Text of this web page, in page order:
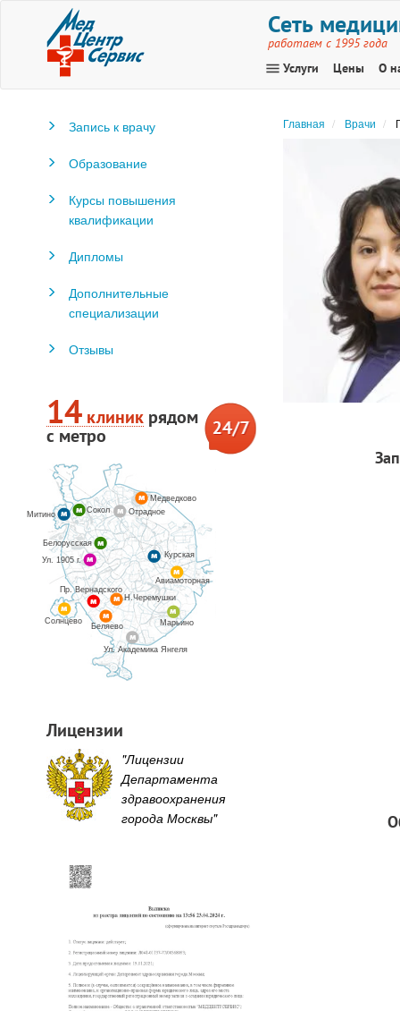
Сеть
работаем с 1995 года
menu Услуги Цены О
Главная Врачи
Запись к врачу
Образование
Курсы повышения
квалификации
Дипломы
Дополнительные
специализации
Отзывы
14 клиник рядом
с метро
Сокол
Митино Отрадное
Белорусская
Курская
Медведково
Ул. 1905 г.
Авиамоторная
Беляево Марьино
Н.Черемушки
Пр. Вернадского
Солнцево
Ул. Академика Янгеля
Лицензии
"Лицензии
Департамента
здравоохранения
города Москвы"